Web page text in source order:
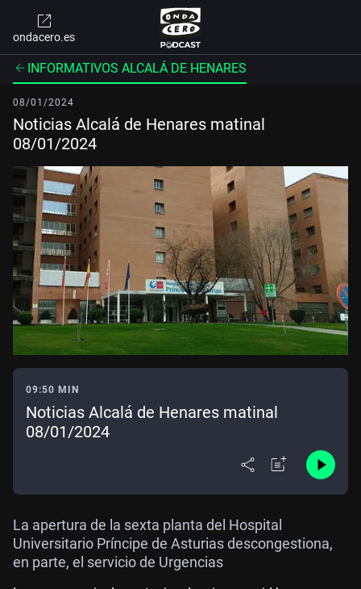
ondacero.es
INFORMATIVOS ALCALÁ DE HENARES
08/01/2024
Noticias Alcalá de Henares matinal
08/01/2024
09:50 MIN
Noticias Alcalá de Henares matinal
08/01/2024
La apertura de la sexta planta del Hospital
Universitario Príncipe de Asturias descongestiona,
en parte, el servicio de Urgencias